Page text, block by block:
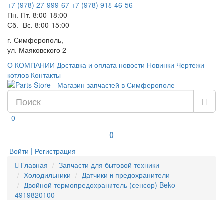
+7 (978) 27-999-67 +7 (978) 918-46-56
Пн.-Пт. 8:00-18:00
Сб. -Вс. 8:00-15:00
г. Симферополь,
ул. Маяковского 2
О КОМПАНИИ Доставка и оплата новости Новинки Чертежи
котлов Контакты
0
0
Войти | Регистрация
Главная
Запчасти для бытовой техники
Холодильники
Датчики и предохранители
Двойной термопредохранитель (сенсор) Beko
4919820100